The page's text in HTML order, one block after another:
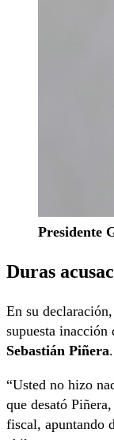
Presidente
Duras
En su
supuesta inacción
Sebastián Piñera.
“Usted no hizo
que desató
fiscal, apuntando